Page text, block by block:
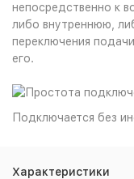
непосредственно к
либо внутреннюю,
переключения
его.
Подключается без
Характеристики